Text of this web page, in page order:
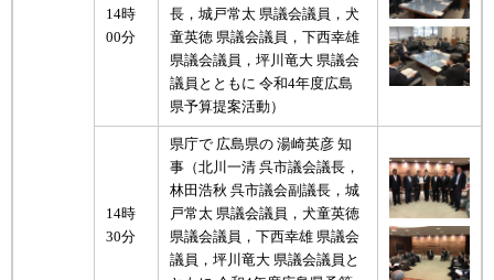
14時
00分
長，城戸常太 県議会議員，犬
童英徳 県議会議員，下西幸雄
県議会議員，坪川竜大 県議会
議員とともに 令和4年度広島
県予算提案活動）
14時
30分
県庁で 広島県の 湯崎英彦 知
事（北川一清 呉市議会議長，
林田浩秋 呉市議会副議長，城
戸常太 県議会議員，犬童英徳
県議会議員，下西幸雄 県議会
議員，坪川竜大 県議会議員と